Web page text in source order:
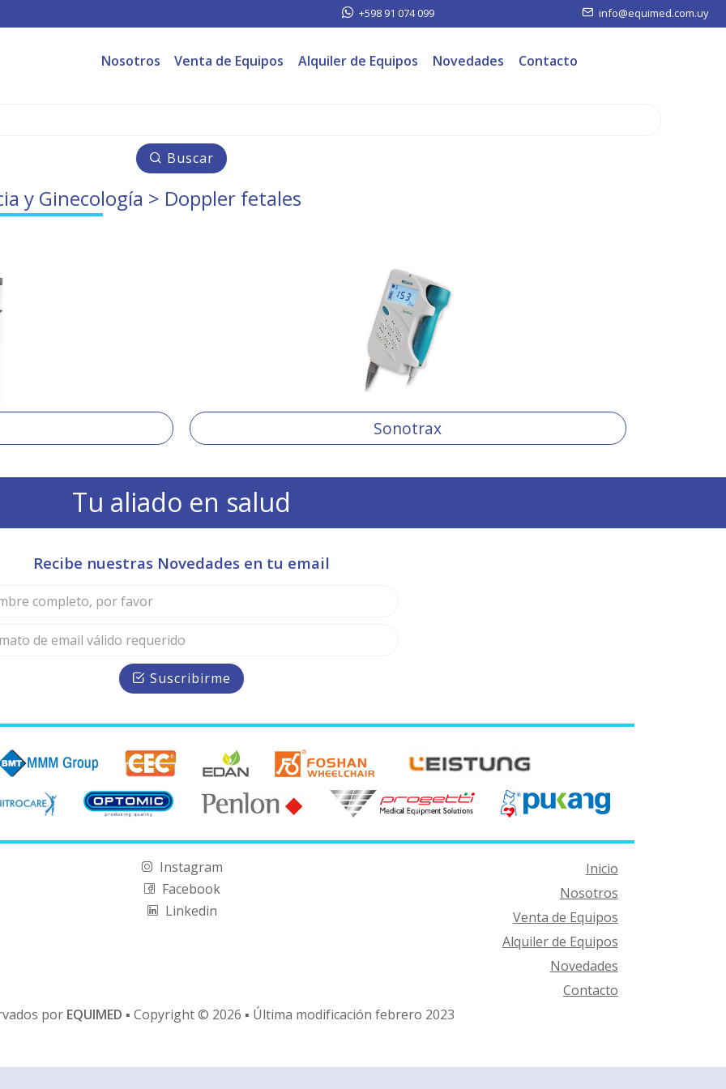
+598 91 074 099 info@equimed.com.uy
Nosotros Venta de Equipos Alquiler de Equipos Novedades Contacto
Buscar
y Ginecología > Doppler fetales
Sonotrax
Tu aliado en salud
Recibe nuestras Novedades en tu email
Suscribirme
Instagram
Facebook
Linkedin
Inicio
Nosotros
Venta de Equipos
Alquiler de Equipos
Novedades
Contacto
por EQUIMED ▪ Copyright © 2026 ▪ Última modificación febrero 2023